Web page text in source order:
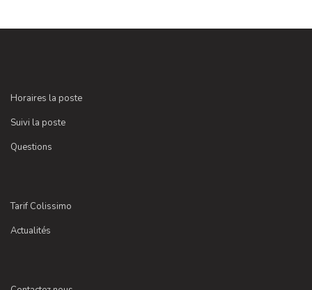
Horaires la poste
Suivi la poste
Questions
Tarif Colissimo
Actualités